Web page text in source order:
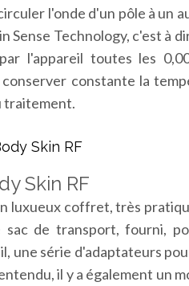
l'onde d'un pôle à un
Sense Technology, c'est à
l'appareil toutes les
constante la
traitement.
Skin RF
Skin RF
luxueux coffret, très
sac de transport, fourni,
une série d'adaptateurs
il y a également un